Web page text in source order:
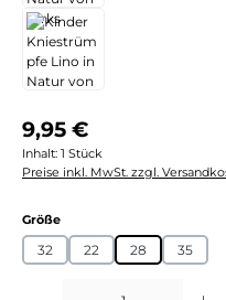
Regulärer Preis:
9,95 €
Inhalt: 1 Stück
Preise inkl. MwSt. zzgl.
Größeauswählen
32 22 28 35
Produkt Anzahl: Gib den